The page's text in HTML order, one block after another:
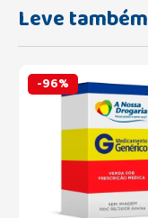
Leve também
-96%